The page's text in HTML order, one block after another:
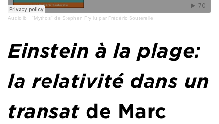
Audiolib · "Mythos" de Stephen Fry lu par Frédéric Souterelle
Einstein à la plage:
la relativité dans un
transat de Marc